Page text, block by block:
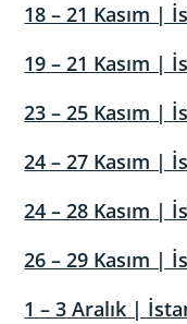
18 – 21 Kasım |
19 – 21 Kasım |
23 – 25 Kasım |
24 – 27 Kasım |
24 – 28 Kasım |
26 – 29 Kasım |
1 – 3 Aralık |